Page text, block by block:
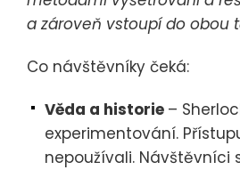
a zároveň vstoupí do obou
Co návštěvníky čeká:
Věda a historie –
experimentování.
nepoužívali. Návštěvníci